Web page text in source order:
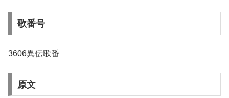
歌番号
3606異伝歌番
原文